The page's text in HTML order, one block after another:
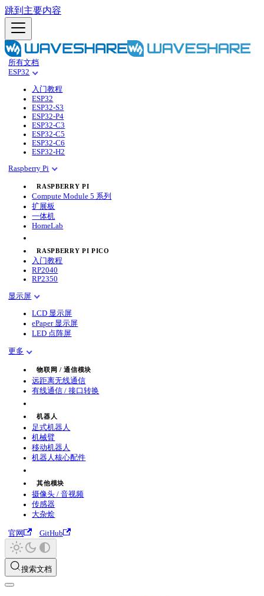
跳到主要内容
所有文档
ESP32
入门教程
ESP32
ESP32-S3
ESP32-P4
ESP32-C3
ESP32-C5
ESP32-C6
ESP32-H2
Raspberry Pi
RASPBERRY PI
Compute Module 5 系列
扩展板
一体机
HomeLab
RASPBERRY PI PICO
入门教程
RP2040
RP2350
显示屏
LCD 显示屏
ePaper 显示屏
LED 点阵屏
更多
物联网 / 通信模块
远距离无线通信
有线通信 / 接口转换
机器人
足式机器人
机械臂
移动机器人
机器人核心配件
其他模块
摄像头 / 音视频
传感器
大杂烩
官网 GitHub
搜索文档